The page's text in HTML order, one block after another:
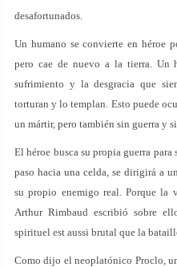
desafortunados.
Un humano se convierte en héroe
pero cae de nuevo a la tierra. Un
sufrimiento y la desgracia que
torturan y lo templan. Esto puede
un mártir, pero también sin guerra y
El héroe busca su propia guerra
paso hacia una celda, se dirigirá a
su propio enemigo real. Porque la
Arthur Rimbaud escribió sobre
spirituel est aussi brutal que la
Como dijo el neoplatónico Proclo,